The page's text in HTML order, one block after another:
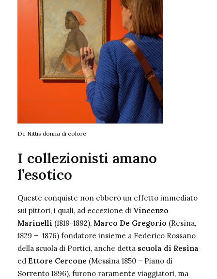
De Nittis donna di colore
I collezionisti amano
l’esotico
Queste conquiste non ebbero un effetto immediato
sui pittori, i quali, ad eccezione di Vincenzo
Marinelli (1819-1892), Marco De Gregorio (Resìna,
1829 – 1876) fondatore insieme a Federico Rossano
della scuola di Portici, anche detta scuola di Resìna
ed Ettore Cercone (Messina 1850 – Piano di
Sorrento 1896), furono raramente viaggiatori, ma